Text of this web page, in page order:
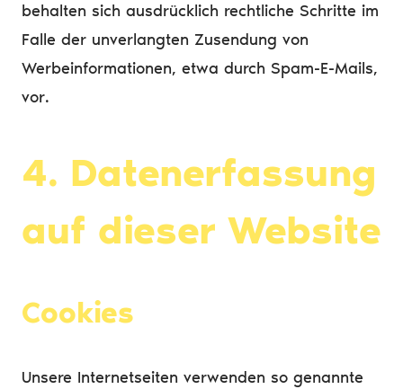
behalten sich ausdrücklich rechtliche Schritte im
Falle der unverlangten Zusendung von
Werbeinformationen, etwa durch Spam-E-Mails,
vor.
4. Datenerfassung
auf dieser Website
Cookies
Unsere Internetseiten verwenden so genannte